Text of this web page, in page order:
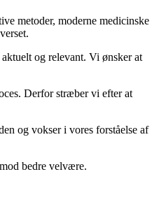
metoder, moderne medicinske
og relevant. Vi ønsker at
Derfor stræber vi efter at
og vokser i vores forståelse af
bedre velvære.